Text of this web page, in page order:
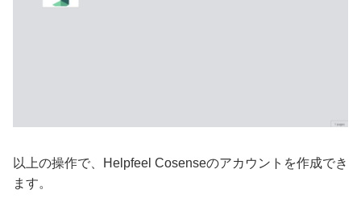
以上の操作で、Helpfeel Cosenseのアカウントを作成でき
ます。